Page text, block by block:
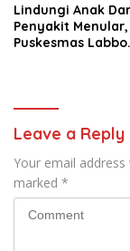
Lindungi Anak
Penyakit Menular,
Puskesmas Labbo
Leave a Reply
Your email
marked *